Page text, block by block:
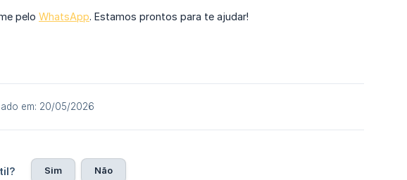
pelo WhatsApp. Estamos prontos para te ajudar!
em: 20/05/2026
Sim Não